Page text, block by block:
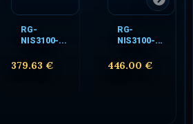
RG-
NIS3100-...
379.63 €
RG-
NIS3100-...
446.00 €